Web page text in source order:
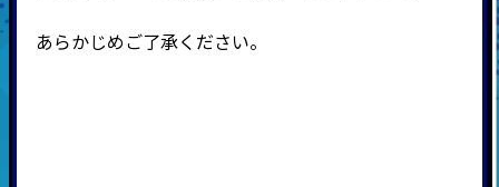
あらかじめご了承ください。